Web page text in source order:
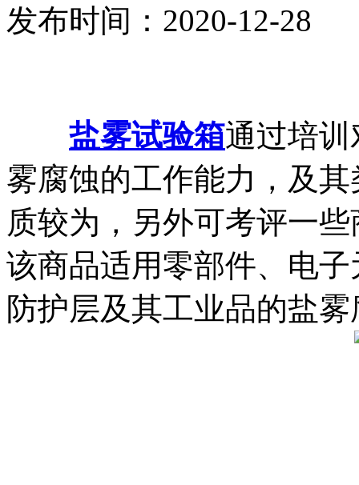
发布时间：2020-12-28
盐雾试验箱通过培
雾腐蚀的工作能力，及
质较为，另外可考评一
该商品适用零部件、电
防护层及其工业品的盐